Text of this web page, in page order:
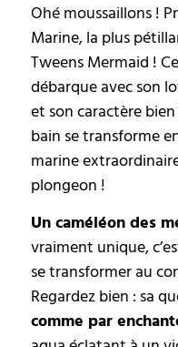
Ohé moussaillons !
Marine, la plus
Tweens Mermaid !
débarque avec son
et son caractère
bain se transforme
marine
plongeon !
Un caméléon des
vraiment unique,
se transformer au
Regardez bien : sa
comme par